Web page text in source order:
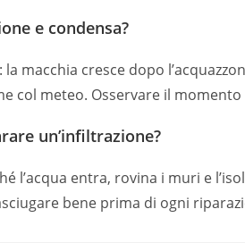
e condensa?
la macchia cresce dopo
col meteo. Osservare il
un’infiltrazione?
l’acqua entra, rovina i muri e
bene prima di ogni